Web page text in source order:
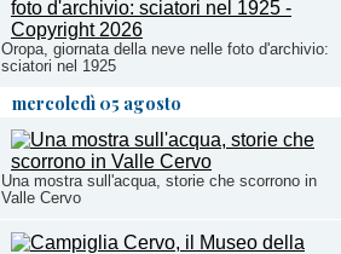
Oropa, giornata della neve nelle foto d'archivio:
sciatori nel 1925
mercoledì 05 agosto
Una mostra sull'acqua, storie che scorrono in
Valle Cervo